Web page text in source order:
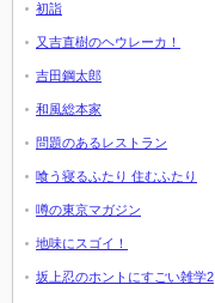
初詣
又吉直樹のヘウレーカ！
吉田鋼太郎
和風総本家
問題のあるレストラン
喰う寝るふたり 住むふたり
噂の東京マガジン
地味にスゴイ！
坂上忍のホントにすごい雑学2